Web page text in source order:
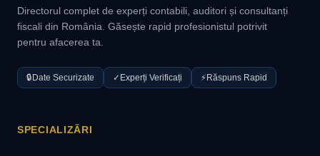
Directorul complet de experți contabili, auditori și consultanți
fiscali din România. Găsește rapid profesionistul potrivit
pentru afacerea ta.
🔒 Date Securizate ✓ Experți Verificați ⚡ Răspuns Rapid
SPECIALIZĂRI